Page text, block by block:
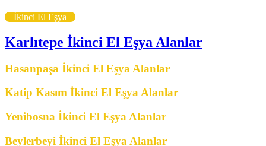
İkinci El Eşya
Karlıtepe İkinci El Eşya Alanlar
Hasanpaşa İkinci El Eşya Alanlar
Katip Kasım İkinci El Eşya Alanlar
Yenibosna İkinci El Eşya Alanlar
Beylerbeyi İkinci El Eşya Alanlar